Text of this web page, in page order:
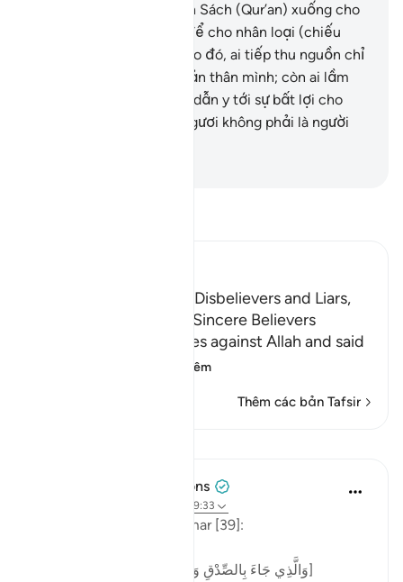
The Punishment of the Disbelievers and Liars,
and the Reward of the Sincere Believers
The idolators uttered lies against Allah and said
Đọc thêm
Thêm các bản Tafsir
Tulayhah Tafsir Translations
ayah 39:33
Allah says in surah al-Zumar [39]:
[وَالَّذِي جَاءَ بِالصِّدْقِ وَصَدَّقَ بِهِ ۙ أُولَٰئِكَ هُمُ الْمُتَّقُونَ]
Quả thật, TA đã ban Kinh Sách (Qur’an) xuống cho
Ngươi (hỡi Thiên Sứ) là để cho nhân loại (chiếu
theo) chân lý trong Nó. Do đó, ai tiếp thu nguồn chỉ
đạo thì y được lợi cho bản thân mình; còn ai lầm
lạc thì sự lầm lạc đó chỉ dẫn y tới sự bất lợi cho
bản thân y mà thôi. Và Ngươi không phải là người